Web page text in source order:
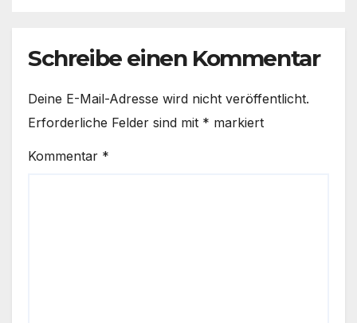
Schreibe einen Kommentar
Deine E-Mail-Adresse wird nicht veröffentlicht.
Erforderliche Felder sind mit * markiert
Kommentar *